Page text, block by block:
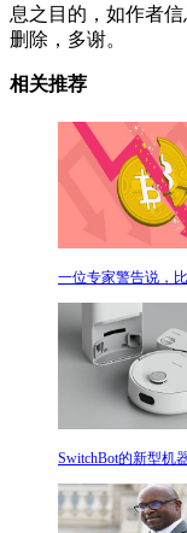
息之目的，如作者
删除，多谢。
相关推荐